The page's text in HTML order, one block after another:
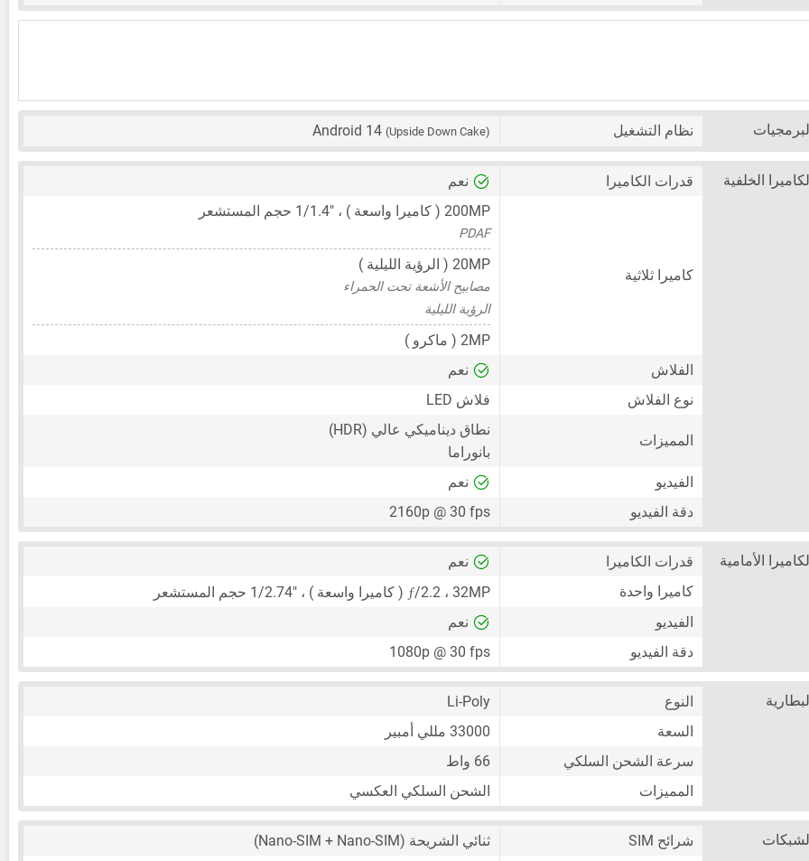
نظام التشغيل Android 14 (Upside Down Cake)
الخلفية قدرات الكاميرا نعم
كاميرا ثلاثية
200MP ( كاميرا واسعة ) ، 1/1.4" حجم المستشعر
PDAF
20MP ( الرؤية الليلية )
مصابيح الأشعة تحت الحمراء
الرؤية الليلية
2MP ( ماكرو )
الفلاش
نعم
نوع الفلاش
فلاش LED
المميزات
نطاق ديناميكي عالي (HDR)
بانوراما
الفيديو
نعم
دقة الفيديو
2160p @ 30 fps
الأمامية قدرات الكاميرا
نعم
كاميرا واحدة
32MP ، ƒ/2.2 ( كاميرا واسعة ) ، 1/2.74" حجم المستشعر
الفيديو
نعم
دقة الفيديو
1080p @ 30 fps
النوع
Li-Poly
السعة
33000 مللي أمبير
سرعة الشحن السلكي
66 واط
المميزات
الشحن السلكي العكسي
شرائح SIM ثنائي الشريحة (Nano-SIM + Nano-SIM)